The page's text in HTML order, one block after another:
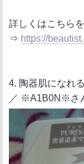
詳しくはこちら
⇒ https://
4. 陶器肌になれ
／ ※A1B0N※さ